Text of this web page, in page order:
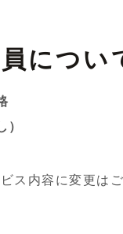
につい
）
ス内容に変更は